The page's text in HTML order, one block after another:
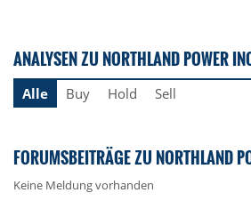
ANALYSEN ZU NORTHLAND POWER
Alle Buy Hold Sell
FORUMSBEITRÄGE ZU NORTHLAND
Keine Meldung vorhanden